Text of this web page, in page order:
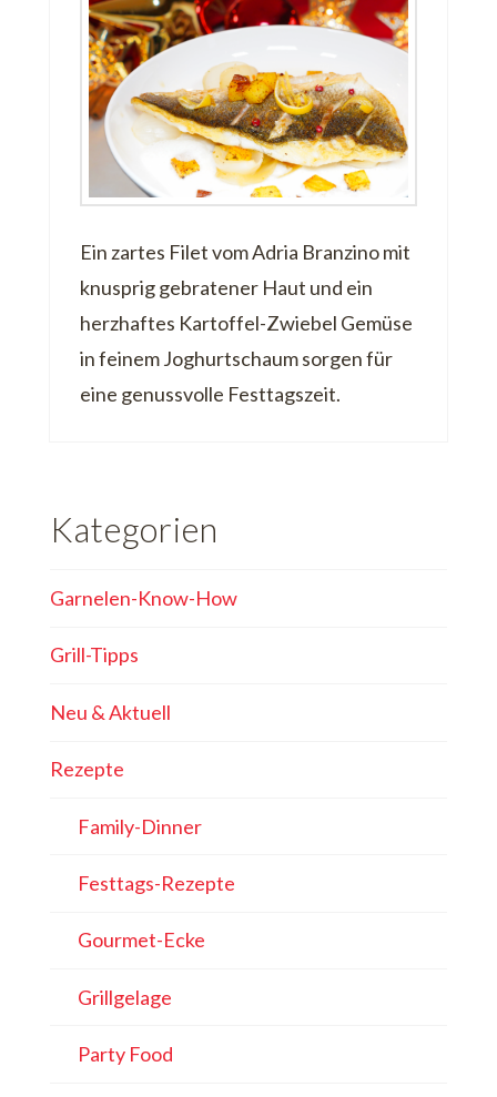
Ein zartes Filet vom Adria Branzino mit
knusprig gebratener Haut und ein
herzhaftes Kartoffel-Zwiebel Gemüse
in feinem Joghurtschaum sorgen für
eine genussvolle Festtagszeit.
Kategorien
Garnelen-Know-How
Grill-Tipps
Neu & Aktuell
Rezepte
Family-Dinner
Festtags-Rezepte
Gourmet-Ecke
Grillgelage
Party Food